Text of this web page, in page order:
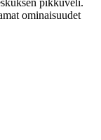
pikkuveli.
ominaisuudet